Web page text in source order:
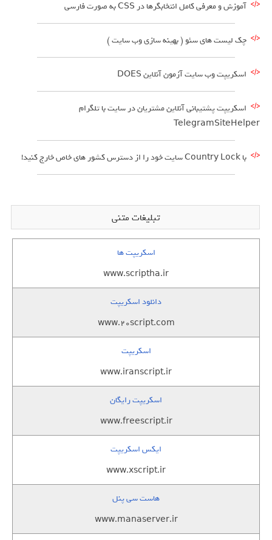
آموزش و معرفی کامل انتخابگرها در CSS به صورت فارسی
چک لیست های سئو ( بهینه سازی وب سایت )
اسکریپت وب سایت آزمون آنلاین DOES
اسکریپت پشتیبانی آنلاین مشتریان در سایت با تلگرام
TelegramSiteHelper
با Country Lock سایت خود را از دسترس کشور های خاص خارج کنید!
تبلیغات متنی
اسکریپت ها
www.scriptha.ir
دانلود اسکریپت
www.20script.com
اسکریپت
www.iranscript.ir
اسکریپت رایگان
www.freescript.ir
ایکس اسکریپت
www.xscript.ir
هاست سی پنل
www.manaserver.ir